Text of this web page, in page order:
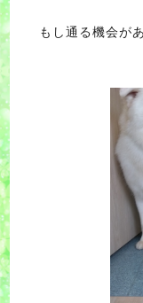
もし通る機会が